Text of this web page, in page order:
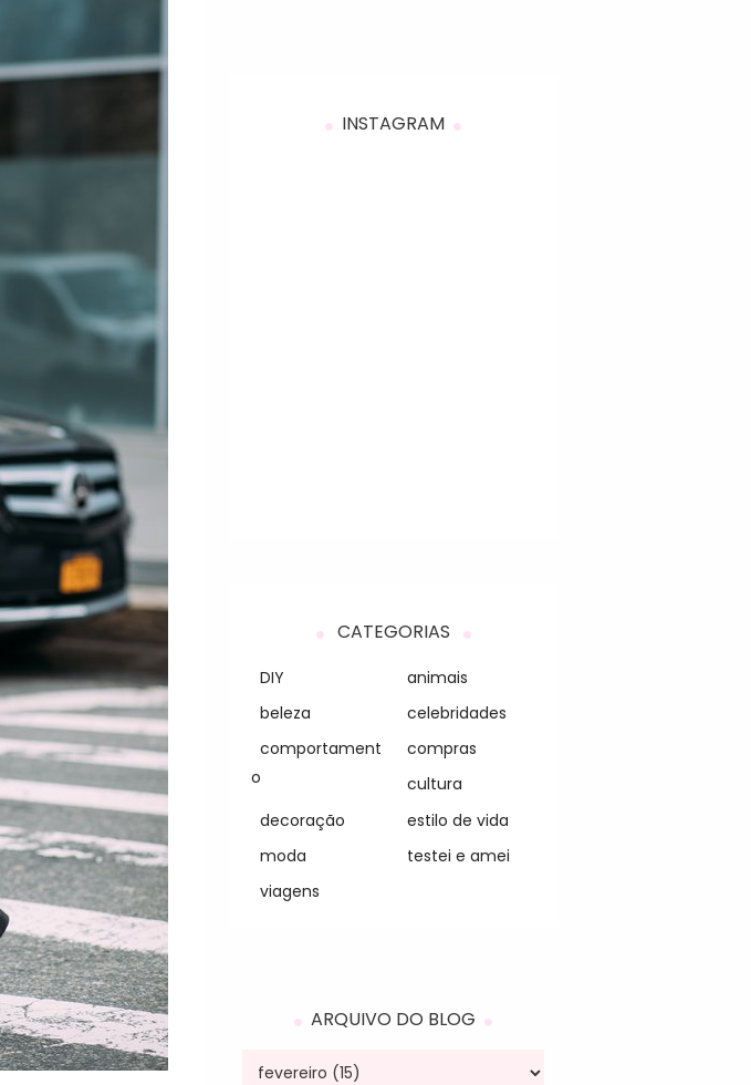
INSTAGRAM
CATEGORIAS
DIY
animais
beleza
celebridades
comportament
o
compras
cultura
decoração
estilo de vida
moda
testei e amei
viagens
ARQUIVO DO BLOG